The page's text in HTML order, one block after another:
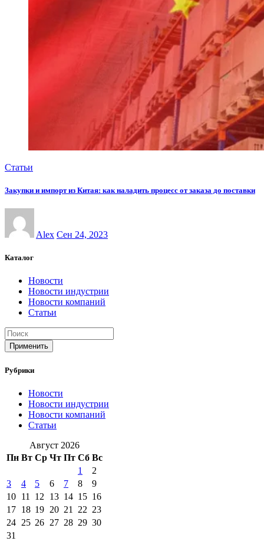
Статьи
Закупки и импорт из Китая: как наладить процесс от заказа до поставки
Alex Сен 24, 2023
Каталог
Новости
Новости индустрии
Новости компаний
Статьи
Применить
Рубрики
Новости
Новости индустрии
Новости компаний
Статьи
Август 2026
Пн Вт Ср Чт Пт Сб Вс
1
2
3
4 5 6 7 8
9
10 11 12 13 14 15 16
17 18 19 20 21 22 23
24 25 26 27 28 29 30
31